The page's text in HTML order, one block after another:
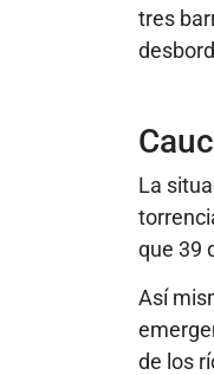
tres
La
que 39
Así
de los